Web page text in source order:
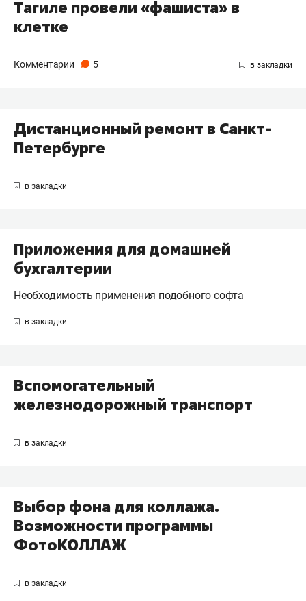
Тагиле провели «фашиста» в
клетке
Комментарии 5
Дистанционный ремонт в Санкт-
Петербурге
Приложения для домашней
бухгалтерии
Необходимость применения подобного софта
Вспомогательный
железнодорожный транспорт
Выбор фона для коллажа.
Возможности программы
ФотоКОЛЛАЖ